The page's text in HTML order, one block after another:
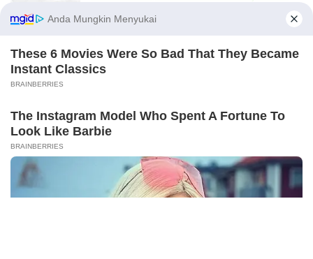
Viral Ayah Tinggalkan Istri dan Bayi Demi
Dugaan Selingkuhan Sesama Jenis
Viral Lagu Kicau Mania di Luar Negeri,
hingga Ramai di TikTok Global
Musik Viral 2 X